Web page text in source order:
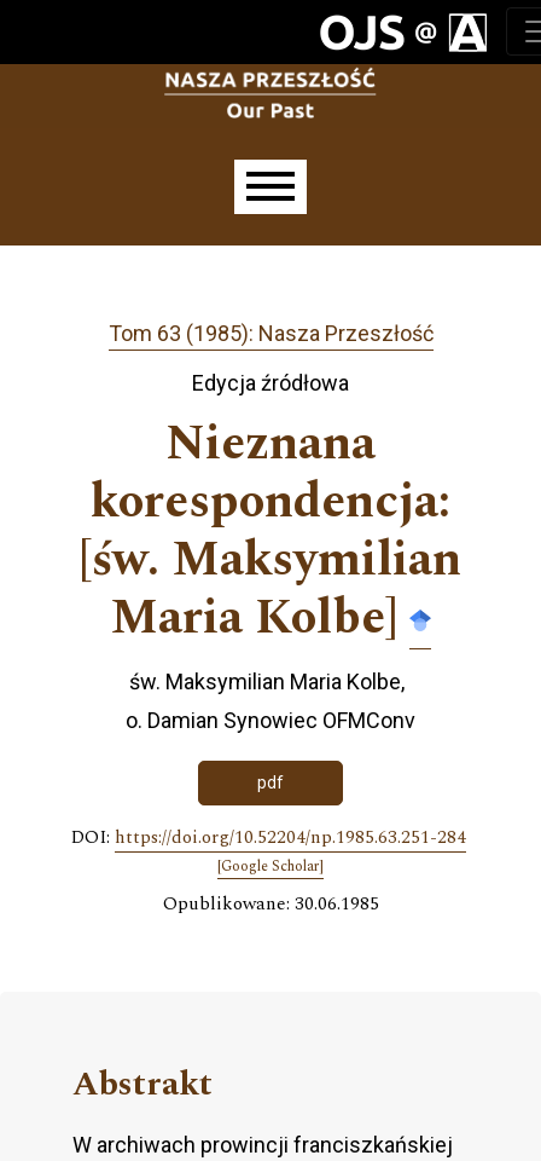
Tom 63 (1985): Nasza Przeszłość
Edycja źródłowa
Nieznana
korespondencja:
[św. Maksymilian
Maria Kolbe]
św. Maksymilian Maria Kolbe
o. Damian Synowiec OFMConv
pdf
DOI: https://doi.org/10.52204/np.1985.63.251-284
[Google Scholar]
Opublikowane: 30.06.1985
Abstrakt
W archiwach prowincji franciszkańskiej